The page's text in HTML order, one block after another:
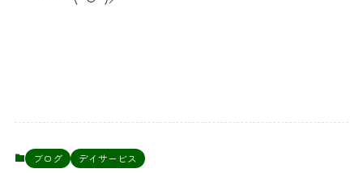
ブログ デイサービス